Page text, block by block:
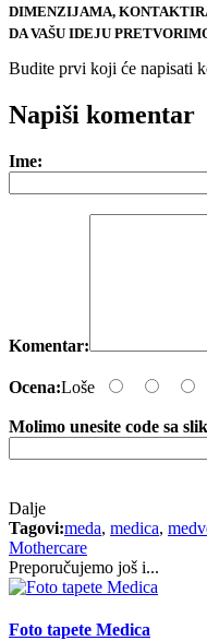
DIMENZIJAMA,
DA VAŠU IDEJU
Budite prvi koji će napisati
Napiši komentar
Ime:
Komentar:
Ocena:Loše
Molimo unesite code sa
Dalje
Tagovi:meda, medica,
Mothercare
Preporučujemo još i...
Foto tapete Medica